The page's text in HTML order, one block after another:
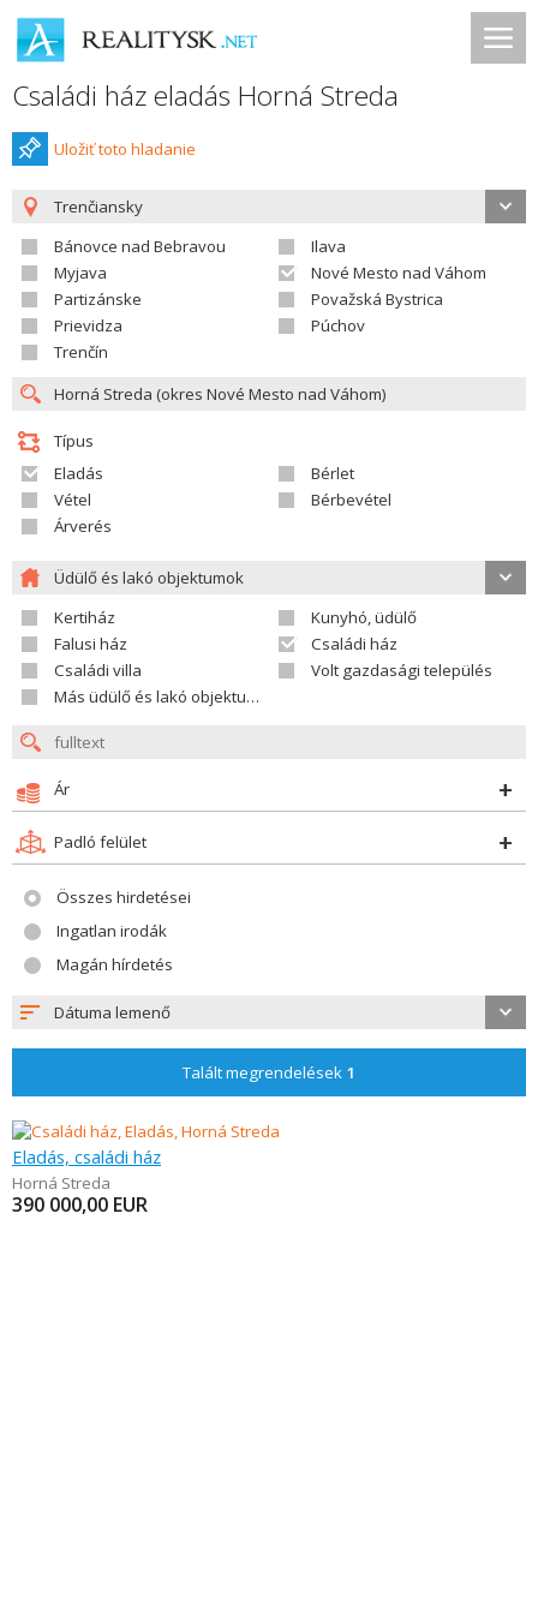
Családi ház eladás Horná Streda
Uložiť toto hladanie
Trenčiansky
Bánovce nad Bebravou
Ilava
Myjava
Nové Mesto nad Váhom
Partizánske
Považská Bystrica
Prievidza
Púchov
Trenčín
Típus
Eladás
Bérlet
Vétel
Bérbevétel
Árverés
Üdülő és lakó objektumok
Kertiház
Kunyhó, üdülő
Falusi ház
Családi ház
Családi villa
Volt gazdasági település
Más üdülő és lakó objektumok
Ár
Padló felület
Összes hirdetései
Ingatlan irodák
Magán hírdetés
Dátuma lemenő
Talált megrendelések 1
Eladás, családi ház
Horná Streda
390 000,00 EUR